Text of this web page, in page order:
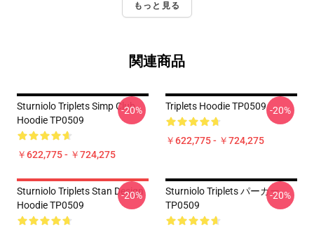
もっと見る
関連商品
Sturniolo Triplets Simp Club
Hoodie TP0509
￥622,775 - ￥724,275
-20% Triplets Hoodie TP0509
￥622,775 - ￥724,275
-20%
Sturniolo Triplets Stan Design
Hoodie TP0509
-20%
Sturniolo Triplets パーカー
TP0509
-20%